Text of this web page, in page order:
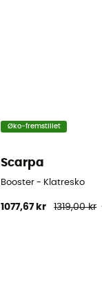
Øko-fremstillet
Scarpa
Booster - Klatresko
1077,67 kr 1319,00 kr